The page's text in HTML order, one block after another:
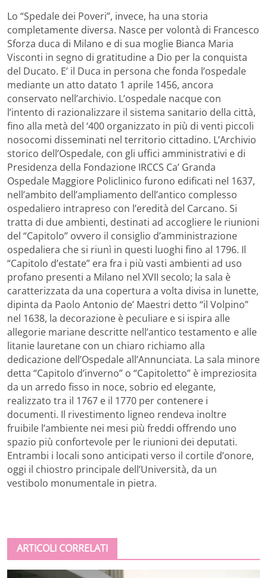
Lo “Spedale dei Poveri”, invece, ha una storia
completamente diversa. Nasce per volontà di Francesco
Sforza duca di Milano e di sua moglie Bianca Maria
Visconti in segno di gratitudine a Dio per la conquista
del Ducato. E’ il Duca in persona che fonda l’ospedale
mediante un atto datato 1 aprile 1456, ancora
conservato nell’archivio. L’ospedale nacque con
l’intento di razionalizzare il sistema sanitario della città,
fino alla metà del ‘400 organizzato in più di venti piccoli
nosocomi disseminati nel territorio cittadino. L’Archivio
storico dell’Ospedale, con gli uffici amministrativi e di
Presidenza della Fondazione IRCCS Ca’ Granda
Ospedale Maggiore Policlinico furono edificati nel 1637,
nell’ambito dell’ampliamento dell’antico complesso
ospedaliero intrapreso con l’eredità del Carcano. Si
tratta di due ambienti, destinati ad accogliere le riunioni
del “Capitolo” ovvero il consiglio d’amministrazione
ospedaliera che si riunì in questi luoghi fino al 1796. Il
“Capitolo d’estate” era fra i più vasti ambienti ad uso
profano presenti a Milano nel XVII secolo; la sala è
caratterizzata da una copertura a volta divisa in lunette,
dipinta da Paolo Antonio de’ Maestri detto “il Volpino”
nel 1638, la decorazione è peculiare e si ispira alle
allegorie mariane descritte nell’antico testamento e alle
litanie lauretane con un chiaro richiamo alla
dedicazione dell’Ospedale all’Annunciata. La sala minore
detta “Capitolo d’inverno” o “Capitoletto” è impreziosita
da un arredo fisso in noce, sobrio ed elegante,
realizzato tra il 1767 e il 1770 per contenere i
documenti. Il rivestimento ligneo rendeva inoltre
fruibile l’ambiente nei mesi più freddi offrendo uno
spazio più confortevole per le riunioni dei deputati.
Entrambi i locali sono anticipati verso il cortile d’onore,
oggi il chiostro principale dell’Università, da un
vestibolo monumentale in pietra.
ARTICOLI CORRELATI